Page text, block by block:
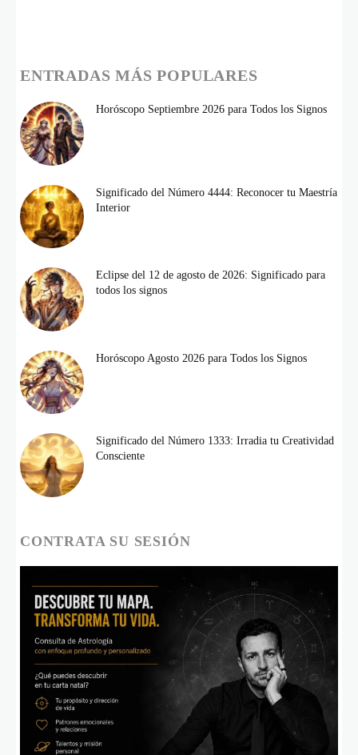
ENTRADAS MÁS POPULARES
Horóscopo Septiembre 2026 para Todos los Signos
Significado del Número 4444: Reconocer tu Maestría
Interior
Eclipse del 12 de agosto de 2026: Significado para
todos los signos
Horóscopo Agosto 2026 para Todos los Signos
Significado del Número 1333: Irradia tu Creatividad
Consciente
CONTRATA SU SESIÓN